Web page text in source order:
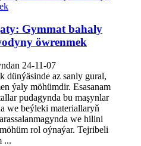
Gymmat bahaly
öwrenmek
24-11-07
dünýäsinde az sanly gural,
ýaly möhümdir. Esasanam
pudagynda bu maşynlar
we beýleki materiallaryň
we hilini
rol oýnaýar. Tejribeli
...